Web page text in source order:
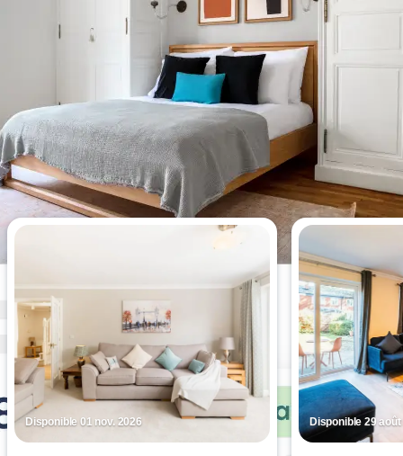
Appartements les plus vus cette
semaine
Disponible 01 nov. 2026 Disponible 29 août